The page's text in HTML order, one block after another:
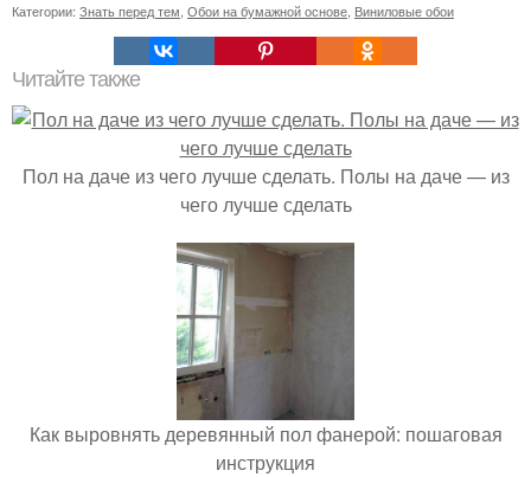
Категории: Знать перед тем Обои на бумажной основе Виниловые обои
Читайте также
Пол на даче из чего лучше сделать. Полы на даче — из
чего лучше сделать
Как выровнять деревянный пол фанерой: пошаговая
инструкция